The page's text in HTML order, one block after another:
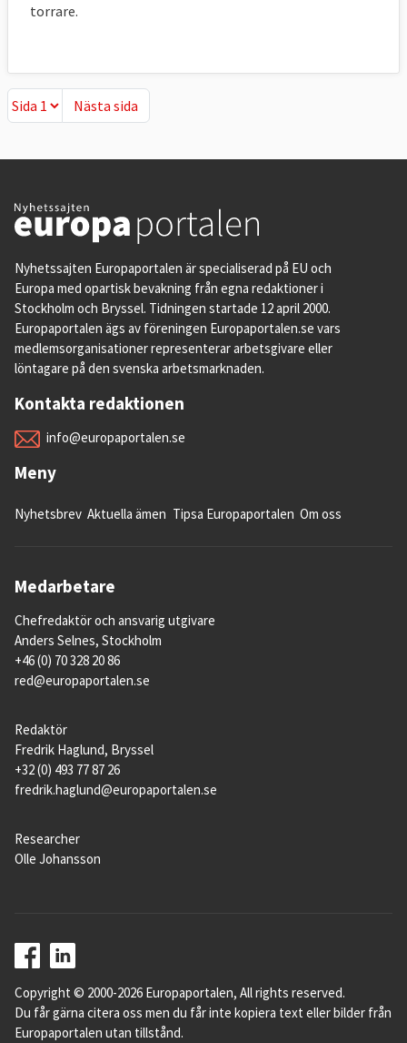
torrare.
Nästa sida
Nästa sida
Nyhetssajten Europaportalen är specialiserad på EU och
Europa med opartisk bevakning från egna redaktioner i
Stockholm och Bryssel. Tidningen startade 12 april 2000.
Europaportalen ägs av föreningen Europaportalen.se vars
medlemsorganisationer representerar arbetsgivare eller
löntagare på den svenska arbetsmarknaden.
Kontakta redaktionen
info@europaportalen.se
Meny
Nyhetsbrev Aktuella ämen Tipsa Europaportalen Om oss
Medarbetare
Chefredaktör och ansvarig utgivare
Anders Selnes, Stockholm
+46 (0) 70 328 20 86
red@europaportalen.se
Redaktör
Fredrik Haglund, Bryssel
+32 (0) 493 77 87 26
fredrik.haglund@europaportalen.se
Researcher
Olle Johansson
Copyright © 2000-2026 Europaportalen, All rights reserved.
Du får gärna citera oss men du får inte kopiera text eller bilder från
Europaportalen utan tillstånd.